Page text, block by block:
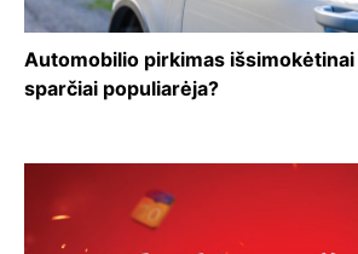
Automobilio pirkimas išsimokėtinai
sparčiai populiarėja?